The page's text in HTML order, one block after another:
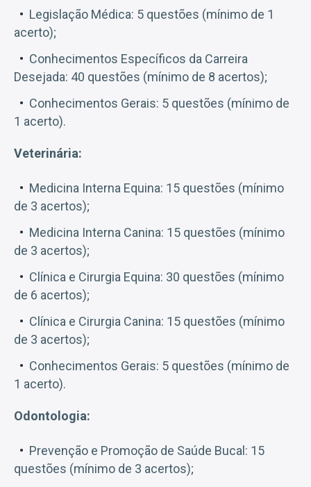
Legislação Médica: 5 questões (mínimo de 1
acerto);
Conhecimentos Específicos da Carreira
Desejada: 40 questões (mínimo de 8 acertos);
Conhecimentos Gerais: 5 questões (mínimo de
1 acerto).
Veterinária:
Medicina Interna Equina: 15 questões (mínimo
de 3 acertos);
Medicina Interna Canina: 15 questões (mínimo
de 3 acertos);
Clínica e Cirurgia Equina: 30 questões (mínimo
de 6 acertos);
Clínica e Cirurgia Canina: 15 questões (mínimo
de 3 acertos);
Conhecimentos Gerais: 5 questões (mínimo de
1 acerto).
Odontologia:
Prevenção e Promoção de Saúde Bucal: 15
questões (mínimo de 3 acertos);